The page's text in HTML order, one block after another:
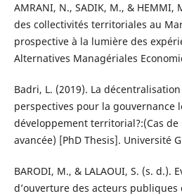
AMRANI, N., SADIK, M., & HEMMI,
des collectivités territoriales au
prospective à la lumière des
Alternatives Managériales
Badri, L. (2019). La
perspectives pour la gouvernance
développement territorial?:(Cas
avancée) [PhD Thesis]. Université
BARODI, M., & LALAOUI, S. (s. d.).
d’ouverture des acteurs